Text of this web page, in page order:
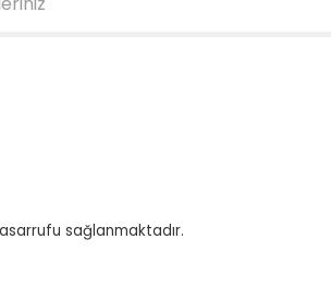
sağlanmaktadır.